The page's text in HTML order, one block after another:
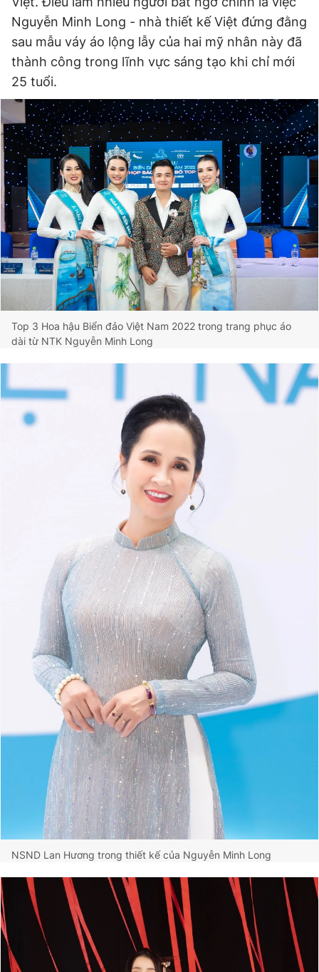
Nguyễn Minh Long - nhà thiết kế Việt đứng đằng
sau mẫu váy áo lộng lẫy của hai mỹ nhân này đã
thành công trong lĩnh vực sáng tạo khi chỉ mới
25 tuổi.
Top 3 Hoa hậu Biển đảo Việt Nam 2022 trong trang phục áo
dài từ NTK Nguyễn Minh Long
NSND Lan Hương trong thiết kế của Nguyễn Minh Long